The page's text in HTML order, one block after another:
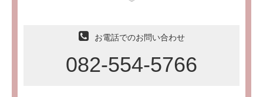
お電話でのお問い合わせ
082-554-5766